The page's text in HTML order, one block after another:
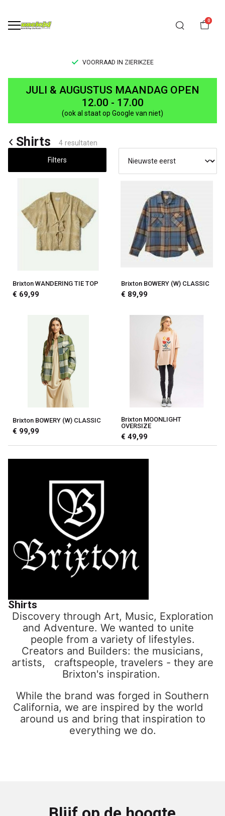
0
VOORRAAD IN ZIERIKZEE
Shirts
UNCLE[S]
Boardshop
JULI & AUGUSTUS MAANDAG OPEN
12.00 - 17.00
(ook al staat op Google van niet)
Shirts 4 resultaten
Filters
Brixton WANDERING TIE TOP
€ 69,99
Brixton BOWERY (W) CLASSIC
€ 89,99
Brixton BOWERY (W) CLASSIC
€ 99,99
Brixton MOONLIGHT
OVERSIZE
€ 49,99
Shirts
Discovery through Art, Music, Exploration
and Adventure. We wanted to unite
people from a variety of lifestyles.
Creators and Builders: the musicians,
artists, craftspeople, travelers - they are
Brixton's inspiration.
While the brand was forged in Southern
California, we are inspired by the world
around us and bring that inspiration to
everything we do.